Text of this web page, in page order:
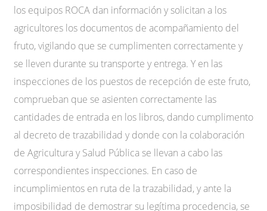
los equipos ROCA dan información y solicitan a los
agricultores los documentos de acompañamiento del
fruto, vigilando que se cumplimenten correctamente y
se lleven durante su transporte y entrega. Y en las
inspecciones de los puestos de recepción de este fruto,
comprueban que se asienten correctamente las
cantidades de entrada en los libros, dando cumplimento
al decreto de trazabilidad y donde con la colaboración
de Agricultura y Salud Pública se llevan a cabo las
correspondientes inspecciones. En caso de
incumplimientos en ruta de la trazabilidad, y ante la
imposibilidad de demostrar su legítima procedencia, se